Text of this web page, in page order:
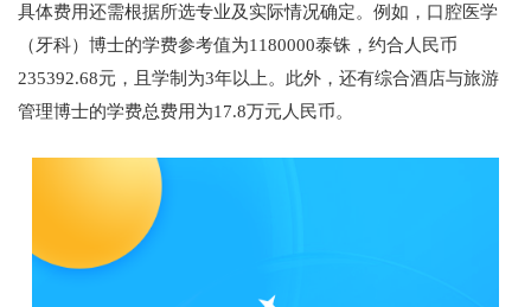
具体费用还需根据所选专业及实际情况确定。例如，口腔医学
（牙科）博士的学费参考值为1180000泰铢，约合人民币
235392.68元，且学制为3年以上。此外，还有综合酒店与旅游
管理博士的学费总费用为17.8万元人民币。